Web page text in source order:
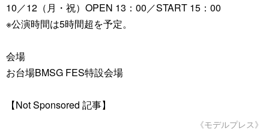
10／12（月・祝）OPEN 13：00／START 15：00
※公演時間は5時間超を予定。
会場
お台場BMSG FES特設会場
【Not Sponsored 記事】
《モデルプレス》